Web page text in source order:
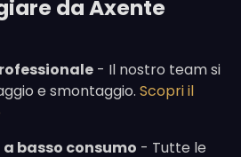
da Axente
- Il nostro team si
e smontaggio. Scopri il
a basso consumo - Tutte le